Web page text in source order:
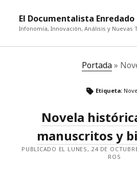
El Documentalista Enredado
Infonomía, Innovación, Análisis y Nuevas
Portada»
Etiqueta:
Novela
manuscritos y
PUBLICADO EL LUNES, 24 DE
ROS